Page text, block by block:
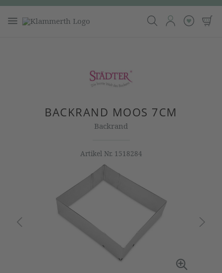
BACKRAND MOOS 7CM
Backrand
Artikel Nr. 1518284
Bildergalerie überspringen